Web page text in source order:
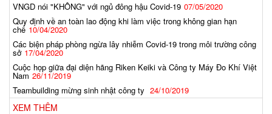
VNGD nói "KHÔNG" với ngủ đông hậu Covid-19 07/05/2020
Quy định về an toàn lao động khi làm việc trong không gian hạn
chế 10/04/2020
Các biện pháp phòng ngừa lây nhiễm Covid-19 trong môi trường công
sở 17/04/2020
Cuộc họp giữa đại diện hãng Riken Keiki và Công ty Máy Đo Khí Việt
Nam 26/11/2019
Teambuilding mừng sinh nhật công ty 24/10/2019
XEM THÊM